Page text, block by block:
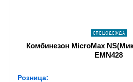
СПЕЦОДЕЖДА
Комбинезон MicroMax
EMN428
Розница: